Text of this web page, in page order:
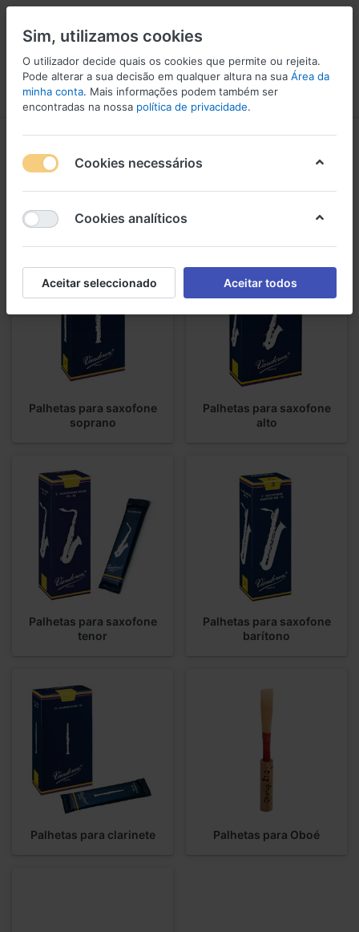
Menu Iniciar sessão Comparar Lista de Desejos
1-24de
Palhetas para instrumento de sopro
Palhetas para saxofone
soprano
Palhetas para saxofone
alto
Palhetas para saxofone
tenor
Palhetas para saxofone
barítono
Palhetas para clarinete Palhetas para Oboé
Sim, utilizamos cookies
O utilizador decide quais os cookies que permite ou rejeita.
Pode alterar a sua decisão em qualquer altura na sua Área da
minha conta. Mais informações podem também ser
encontradas na nossa política de privacidade.
Cookies necessários
Cookies analíticos
Aceitar seleccionado Aceitar todos